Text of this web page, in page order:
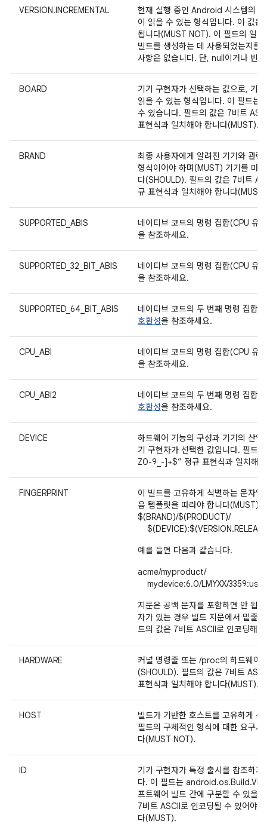
VERSION.INCREMENTAL
현재 실행 중인 Android 시스템의
이 읽을 수 있는 형식입니다. 이 값
됩니다(MUST NOT). 이 필드의 일
빌드를 생성하는 데 사용되었는지를
사항은 없습니다. 단, null이거나 빈
BOARD
기기 구현자가 선택하는 값으로, 기
읽을 수 있는 형식입니다. 이 필드는
수 있습니다. 필드의 값은 7비트
표현식과 일치해야 합니다(MUST).
BRAND
최종 사용자에게 알려진 기기와 관
형식이어야 하며(MUST) 기기를 마
다(SHOULD). 필드의 값은 7비트
규 표현식과 일치해야 합니다
SUPPORTED_ABIS
네이티브 코드의 명령 집합(CPU 유
을 참조하세요.
SUPPORTED_32_BIT_ABIS
네이티브 코드의 명령 집합(CPU 유
을 참조하세요.
SUPPORTED_64_BIT_ABIS
네이티브 코드의 두 번째 명령 집합
호환성을 참조하세요.
CPU_ABI
네이티브 코드의 명령 집합(CPU 유
을 참조하세요.
CPU_ABI2
네이티브 코드의 두 번째 명령 집합
호환성을 참조하세요.
DEVICE
하드웨어 기능의 구성과 기기의 산
기 구현자가 선택한 값입니다. 필드
Z0-9_-]+$” 정규 표현식과 일치해
FINGERPRINT
이 빌드를 고유하게 식별하는 문자
음 템플릿을 따라야 합니다(MUST).
$(BRAND)/$(PRODUCT)/
예를 들면 다음과 같습니다.
acme/myproduct/
mydevice:6.0/LMYXX/
지문은 공백 문자를 포함하면 안 됩
자가 있는 경우 빌드 지문에서 밑줄
드의 값은 7비트 ASCII로 인코딩해
HARDWARE
커널 명령줄 또는 /proc의 하드웨어
(SHOULD). 필드의 값은 7비트
표현식과 일치해야 합니다(MUST).
HOST
빌드가 기반한 호스트를 고유하게
필드의 구체적인 형식에 대한 요구
다(MUST NOT).
ID
기기 구현자가 특정 출시를 참조하
다. 이 필드는
프트웨어 빌드 간에 구분할 수 있을
7비트 ASCII로 인코딩될 수 있어야
다(MUST).